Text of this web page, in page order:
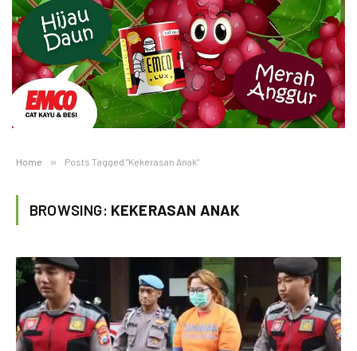
Home » Posts Tagged "Kekerasan Anak"
BROWSING: KEKERASAN ANAK